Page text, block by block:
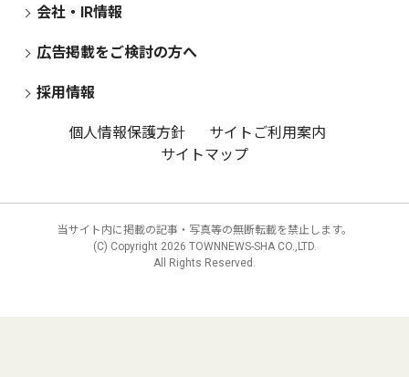
会社・IR情報
広告掲載をご検討の方へ
採用情報
個人情報保護方針
サイトご利用案内
サイトマップ
当サイト内に掲載の記事・写真等の無断転載を禁止します。
(C) Copyright 2026 TOWNNEWS-SHA CO.,LTD.
All Rights Reserved.